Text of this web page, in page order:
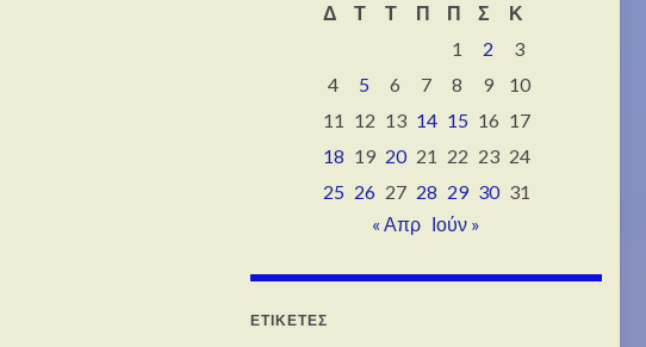
Δ
Τ Τ Π Π Σ
Κ
1
2
3
4
5 6 7 8 9
10
11 12 13 14 15 16 17
18 19 20 21 22 23 24
25 26 27 28 29 30 31
« Απρ Ιούν »
ΕΤΙΚΈΤΕΣ